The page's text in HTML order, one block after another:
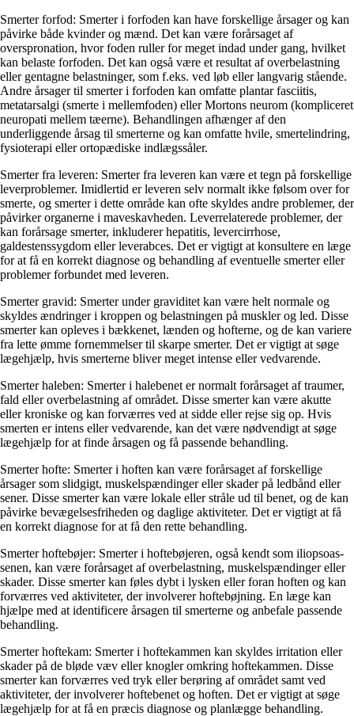
Smerter forfod: Smerter i forfoden kan have forskellige årsager og kan
påvirke både kvinder og mænd. Det kan være forårsaget af
overspronation, hvor foden ruller for meget indad under gang, hvilket
kan belaste forfoden. Det kan også være et resultat af overbelastning
eller gentagne belastninger, som f.eks. ved løb eller langvarig stående.
Andre årsager til smerter i forfoden kan omfatte plantar fasciitis,
metatarsalgi (smerte i mellemfoden) eller Mortons neurom (kompliceret
neuropati mellem tæerne). Behandlingen afhænger af den
underliggende årsag til smerterne og kan omfatte hvile, smertelindring,
fysioterapi eller ortopædiske indlægssåler.
Smerter fra leveren: Smerter fra leveren kan være et tegn på forskellige
leverproblemer. Imidlertid er leveren selv normalt ikke følsom over for
smerte, og smerter i dette område kan ofte skyldes andre problemer, der
påvirker organerne i maveskavheden. Leverrelaterede problemer, der
kan forårsage smerter, inkluderer hepatitis, levercirrhose,
galdestenssygdom eller leverabces. Det er vigtigt at konsultere en læge
for at få en korrekt diagnose og behandling af eventuelle smerter eller
problemer forbundet med leveren.
Smerter gravid: Smerter under graviditet kan være helt normale og
skyldes ændringer i kroppen og belastningen på muskler og led. Disse
smerter kan opleves i bækkenet, lænden og hofterne, og de kan variere
fra lette ømme fornemmelser til skarpe smerter. Det er vigtigt at søge
lægehjælp, hvis smerterne bliver meget intense eller vedvarende.
Smerter haleben: Smerter i halebenet er normalt forårsaget af traumer,
fald eller overbelastning af området. Disse smerter kan være akutte
eller kroniske og kan forværres ved at sidde eller rejse sig op. Hvis
smerten er intens eller vedvarende, kan det være nødvendigt at søge
lægehjælp for at finde årsagen og få passende behandling.
Smerter hofte: Smerter i hoften kan være forårsaget af forskellige
årsager som slidgigt, muskelspændinger eller skader på ledbånd eller
sener. Disse smerter kan være lokale eller stråle ud til benet, og de kan
påvirke bevægelsesfriheden og daglige aktiviteter. Det er vigtigt at få
en korrekt diagnose for at få den rette behandling.
Smerter hoftebøjer: Smerter i hoftebøjeren, også kendt som iliopsoas-
senen, kan være forårsaget af overbelastning, muskelspændinger eller
skader. Disse smerter kan føles dybt i lysken eller foran hoften og kan
forværres ved aktiviteter, der involverer hoftebøjning. En læge kan
hjælpe med at identificere årsagen til smerterne og anbefale passende
behandling.
Smerter hoftekam: Smerter i hoftekammen kan skyldes irritation eller
skader på de bløde væv eller knogler omkring hoftekammen. Disse
smerter kan forværres ved tryk eller berøring af området samt ved
aktiviteter, der involverer hoftebenet og hoften. Det er vigtigt at søge
lægehjælp for at få en præcis diagnose og planlægge behandling.